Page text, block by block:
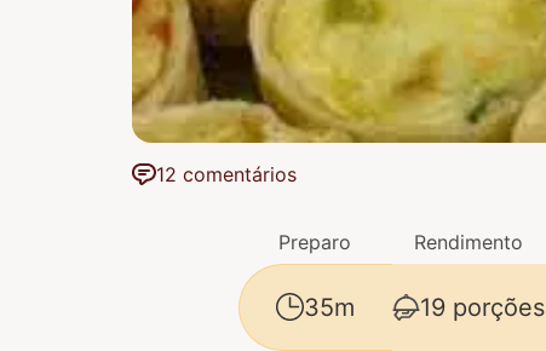
12 comentários
Preparo Rendimento
35m 19 porções